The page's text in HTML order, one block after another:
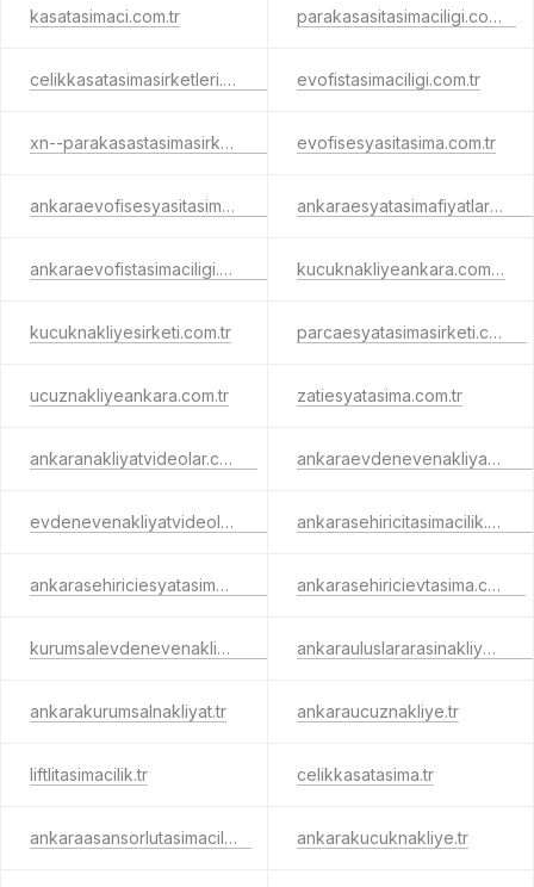
kasatasimaci.com.tr parakasasitasimaciligi.com.tr
celikkasatasimasirketleri.com.tr evofistasimaciligi.com.tr
xn--parakasastasimasirketleri-00d.com.tr evofisesyasitasima.com.tr
ankaraevofisesyasitasima.com.tr ankaraesyatasimafiyatlari.com.tr
ankaraevofistasimaciligi.com.tr kucuknakliyeankara.com.tr
kucuknakliyesirketi.com.tr parcaesyatasimasirketi.com.tr
ucuznakliyeankara.com.tr zatiesyatasima.com.tr
ankaranakliyatvideolar.com.tr ankaraevdenevenakliyatvideo.com.tr
evdenevenakliyatvideolar.com.tr ankarasehiricitasimacilik.com.tr
ankarasehiriciesyatasima.com.tr ankarasehiricievtasima.com.tr
kurumsalevdenevenakliyat.com.tr ankarauluslararasinakliyat.com.tr
ankarakurumsalnakliyat.tr ankaraucuznakliye.tr
liftlitasimacilik.tr celikkasatasima.tr
ankaraasansorlutasimacilik.tr ankarakucuknakliye.tr